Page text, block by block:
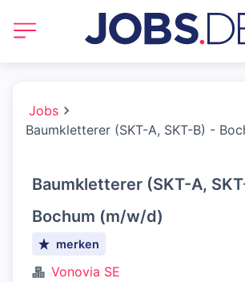
Jobs
Baumkletterer (SKT-A, SKT-B) -
Baumkletterer (SKT-A,
Bochum (m/w/d)
merken
Vonovia SE